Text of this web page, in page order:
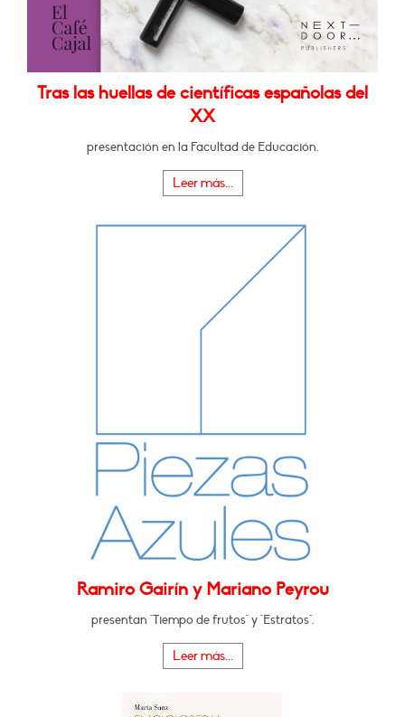
Tras las huellas de científicas españolas del
XX
presentación en la Facultad de Educación.
Leer más...
Ramiro Gairín y Mariano Peyrou
presentan "Tiempo de frutos" y "Estratos".
Leer más...